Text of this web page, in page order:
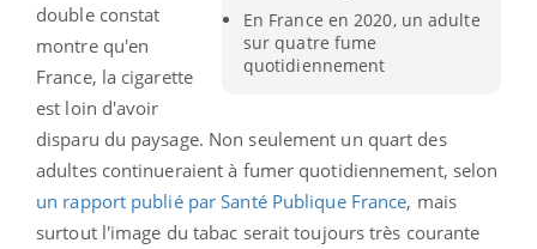
En France en 2020, un adulte
sur quatre fume
quotidiennement
double constat
montre qu'en
France, la cigarette
est loin d'avoir
disparu du paysage. Non seulement un quart des
adultes continueraient à fumer quotidiennement, selon
un rapport publié par Santé Publique France, mais
surtout l'image du tabac serait toujours très courante